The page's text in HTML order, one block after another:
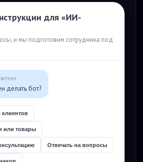
для «ИИ-
и мы подготовим сотрудника под
делать бот?
клиентов
или товары
Отвечать на вопросы